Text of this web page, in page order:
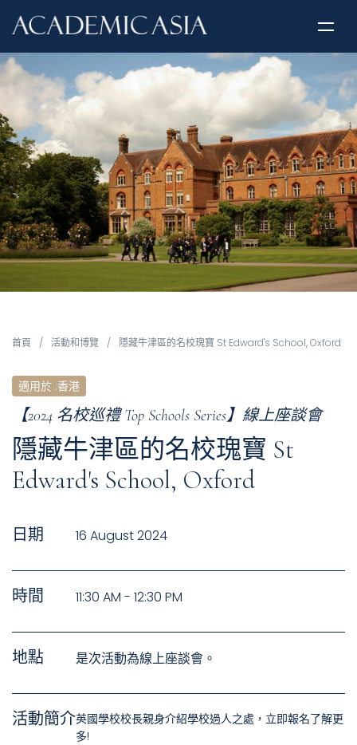
首頁 / 活動和博覽 / 隱藏牛津區的名校瑰寶 St Edward's School, Oxford
適用於 :香港
【2024 名校巡禮 Top Schools Series】線上座談會
隱藏牛津區的名校瑰寶 St
Edward's School, Oxford
日期 16 August 2024
時間 11:30 AM - 12:30 PM
地點 是次活動為線上座談會。
活動簡介英國學校校長親身介紹學校過人之處，立即報名了解更
多!